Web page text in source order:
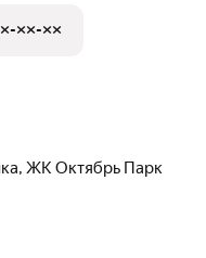
××-××
, ЖК Октябрь Парк